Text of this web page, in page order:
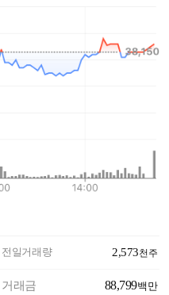
전일거래량 2,573천주
거래금 88,799백만